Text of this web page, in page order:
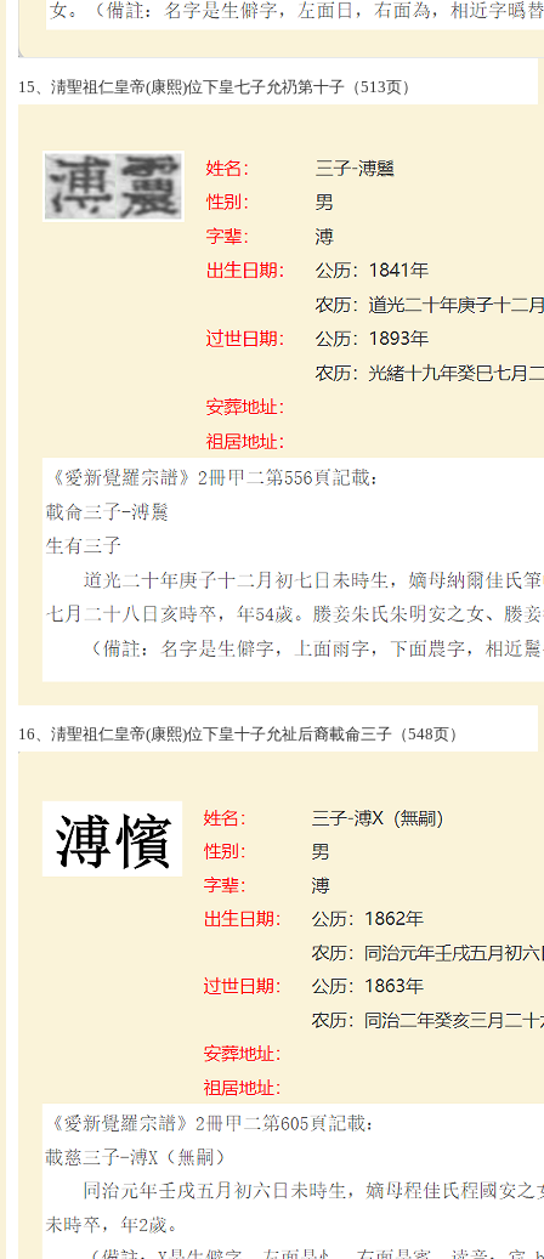
15、淸聖祖仁皇帝(康熙)位下皇七子允礽第十子（513页）
16、淸聖祖仁皇帝(康熙)位下皇十子允祉后裔載侖三子（548页）